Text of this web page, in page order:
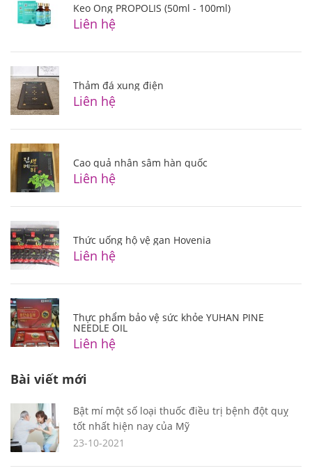
Keo Ong PROPOLIS (50ml - 100ml)
Liên hệ
Thảm đá xung điện
Liên hệ
Cao quả nhân sâm hàn quốc
Liên hệ
Thức uống hộ vệ gan Hovenia
Liên hệ
Thực phẩm bảo vệ sức khỏe YUHAN PINE
NEEDLE OIL
Liên hệ
Bài viết mới
Bật mí một số loại thuốc điều trị bệnh đột quỵ
tốt nhất hiện nay của Mỹ
23-10-2021